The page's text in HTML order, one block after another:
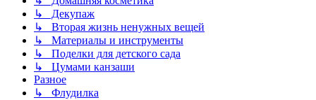
↳ Декупаж
↳ Вторая жизнь ненужных вещей
↳ Материалы и инструменты
↳ Поделки для детского сада
↳ Цумами канзаши
Разное
↳ Флудилка